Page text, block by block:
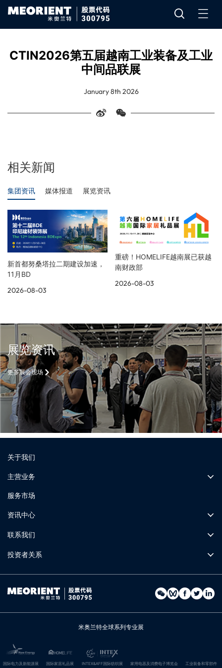
CTIN2026第五届越南工业装备及工业
中间品联展
January 8th 2026
相关新闻
集团资讯 媒体报道 展览资讯
新首都努桑塔拉二期建设加速，
11月BD
2026-08-03
重磅！HOMELIFE越南展已获越
南财政部
2026-08-03
展览资讯
更多展会现场
关于我们
主营业务
服务市场
资讯中心
联系我们
投资者关系
米奥兰特全球系列专业展
国际电力及新能源展 国际家居礼品展 INTEX&AFF国际纺织展 家用电器及消费电子博览会 工业装备和零部件